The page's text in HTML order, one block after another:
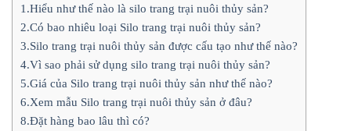
1.Hiểu như thế nào là silo trang trại nuôi thủy sản?
2.Có bao nhiêu loại Silo trang trại nuôi thủy sản?
3.Silo trang trại nuôi thủy sản được cấu tạo như thế nào?
4.Vì sao phải sử dụng silo trang trại nuôi thủy sản?
5.Giá của Silo trang trại nuôi thủy sản như thế nào?
6.Xem mẫu Silo trang trại nuôi thủy sản ở đâu?
8.Đặt hàng bao lâu thì có?